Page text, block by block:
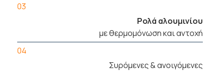
03
Ρολά αλουμινίου
με θερμομόνωση και αντοχή
04
Συρόμενες & ανοιγόμενες